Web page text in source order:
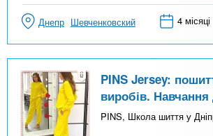
Днепр Шевченковский 4 місяці
PINS Jersey:
виробів.
PINS, Школа шиття у